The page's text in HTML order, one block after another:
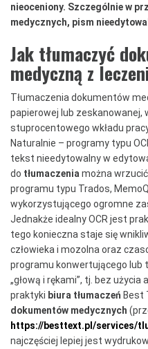
nieoceniony. Szczególnie w
medycznych, pism
Jak tłumaczyć
medyczną z
Tłumaczenia dokumentów
papierowej lub zeskanowanej,
stuprocentowego wkładu
Naturalnie – programy typu
tekst nieedytowalny w
do tłumaczenia można wrzucić
programu typu Trados,
wykorzystującego ogromne
Jednakże idealny OCR jest
tego konieczna staje się
człowieka i mozolna oraz
programu konwertującego lub
„głową i rękami”, tj. bez
praktyki biura tłumaczeń Best
dokumentów medycznych
https://besttext.pl/services/
najczęściej lepiej jest